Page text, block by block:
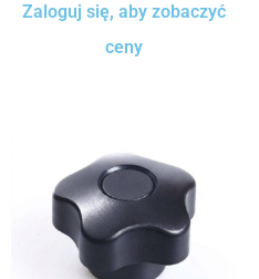
Zaloguj się, aby zobaczyć
ceny